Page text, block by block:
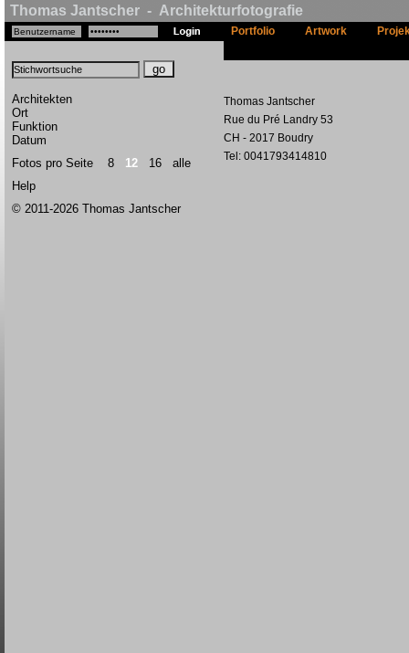
Thomas Jantscher - Architekturfotografie
Architekten
Ort
Funktion
Datum
Fotos pro Seite 8 12 16
alle
Help
© 2011-2026 Thomas Jantscher
Portfolio Artwork
Thomas Jantscher
Rue du Pré Landry 53
CH - 2017 Boudry
Tel: 0041793414810